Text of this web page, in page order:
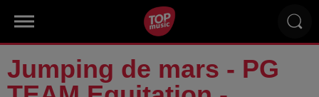
Jumping de mars - PG